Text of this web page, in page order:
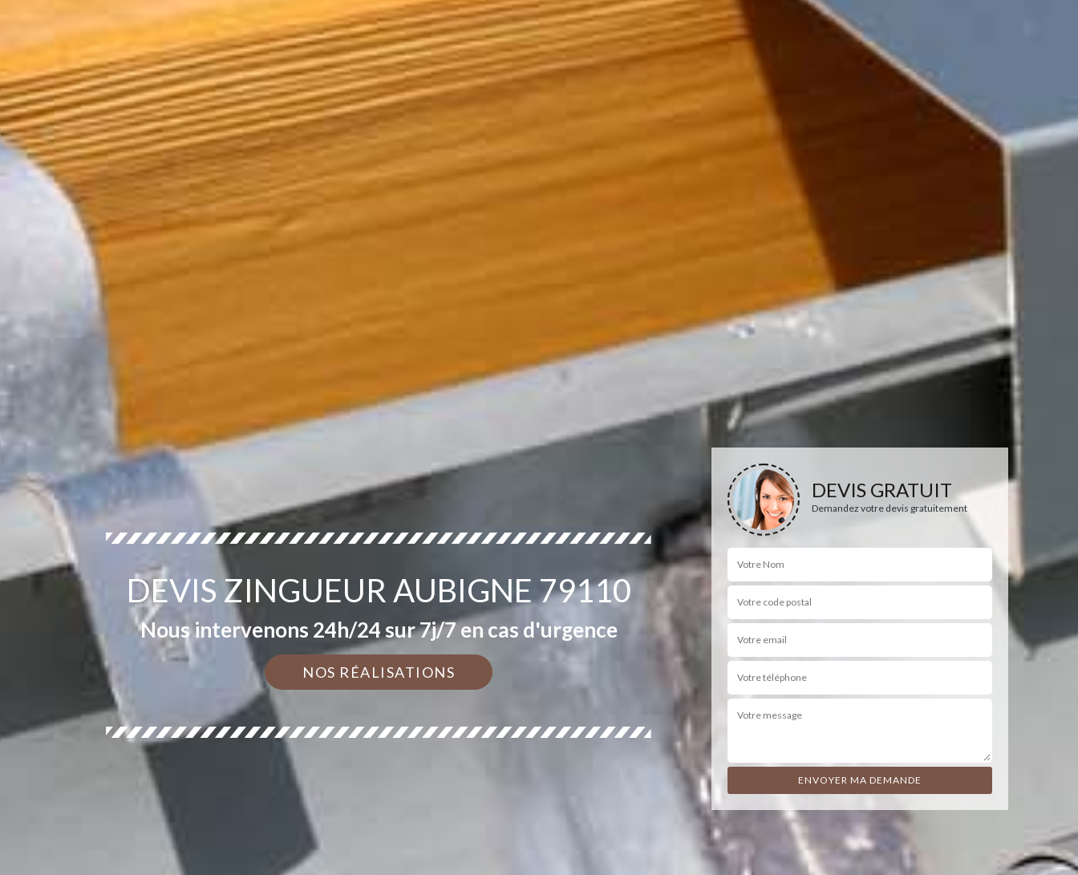
DEVIS ZINGUEUR AUBIGNE 79110
Nous intervenons 24h/24 sur 7j/7 en cas d'urgence
NOS RÉALISATIONS
DEVIS GRATUIT
Demandez votre devis gratuitement